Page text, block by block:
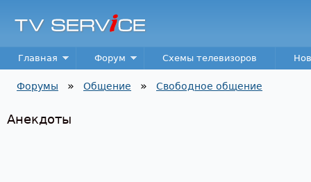
TV
Service
Main menu
Главная Форум Схемы телевизоров
Форумы » Общение » Свободное общение
Анекдоты